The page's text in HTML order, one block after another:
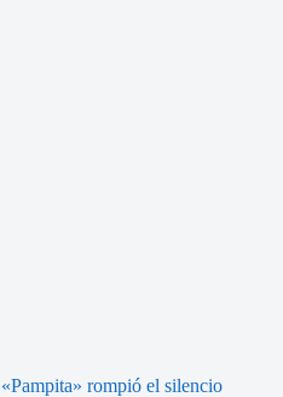
«Pampita» rompió el silencio